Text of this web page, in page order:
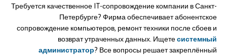
Требуется качественное IT-сопровождение компании в Санкт-
Петербурге? Фирма обеспечивает абонентское
сопровождение компьютеров, ремонт техники после сбоев и
возврат утраченных данных. Ищетесистемный
администратор? Все вопросы решает закреплённый